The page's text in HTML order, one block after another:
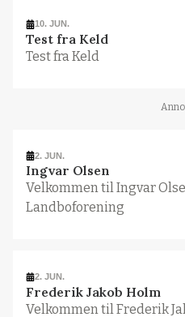
10. JUN.
Test fra Keld
Test fra Keld
2. JUN.
Ingvar Olsen
Velkommen til Ingvar
Landboforening
2. JUN.
Frederik Jakob Holm
Velkommen til Frederik